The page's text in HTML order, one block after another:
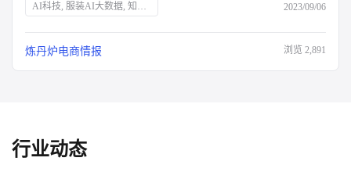
AI科技, 服装AI大数据, 知衣科技, 母婴市场, 婴幼儿食品, 育儿趋势, 二三胎政策, 效率育儿, 婴幼儿营养品, 特殊配方奶粉, 乳铁蛋白, 雀巢, 超启能恩, 水解蛋白, 市场分析, 消费升级 2023/09/06
炼丹炉电商情报 浏览 2,891
行业动态